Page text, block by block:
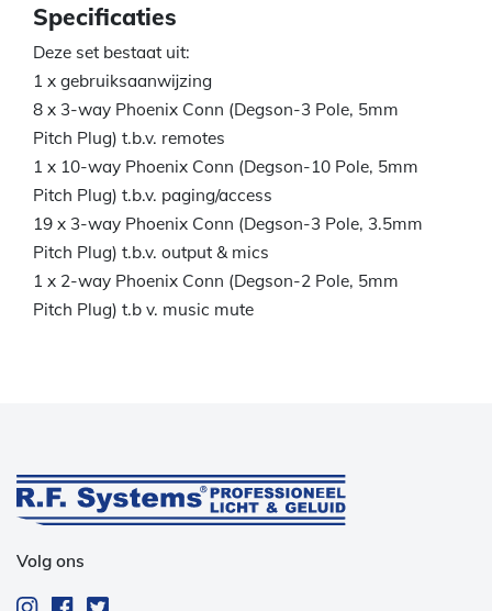
Specificaties
Deze set bestaat uit:
1 x gebruiksaanwijzing
8 x 3-way Phoenix Conn (Degson-3 Pole, 5mm
Pitch Plug) t.b.v. remotes
1 x 10-way Phoenix Conn (Degson-10 Pole, 5mm
Pitch Plug) t.b.v. paging/access
19 x 3-way Phoenix Conn (Degson-3 Pole, 3.5mm
Pitch Plug) t.b.v. output & mics
1 x 2-way Phoenix Conn (Degson-2 Pole, 5mm
Pitch Plug) t.b v. music mute
Volg ons